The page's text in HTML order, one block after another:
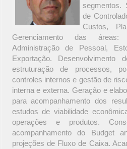
segmentos.
de
Custos,
Gerenciamento das áreas:
Administração de Pessoal,
Exportação. Desenvolvimento
estruturação de processos,
controles internos e gestão de
interna e externa. Geração e
para acompanhamento dos
estudos de viabilidade
operações e produtos.
acompanhamento do Budget
projeções de Fluxo de Caixa.